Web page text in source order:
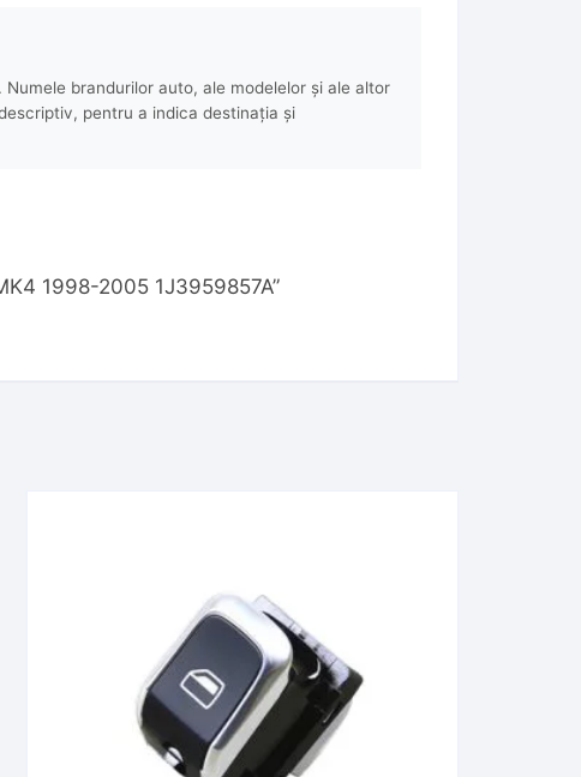
brandurilor auto, ale modelelor și ale altor
pentru a indica destinația și
1998-2005 1J3959857A”